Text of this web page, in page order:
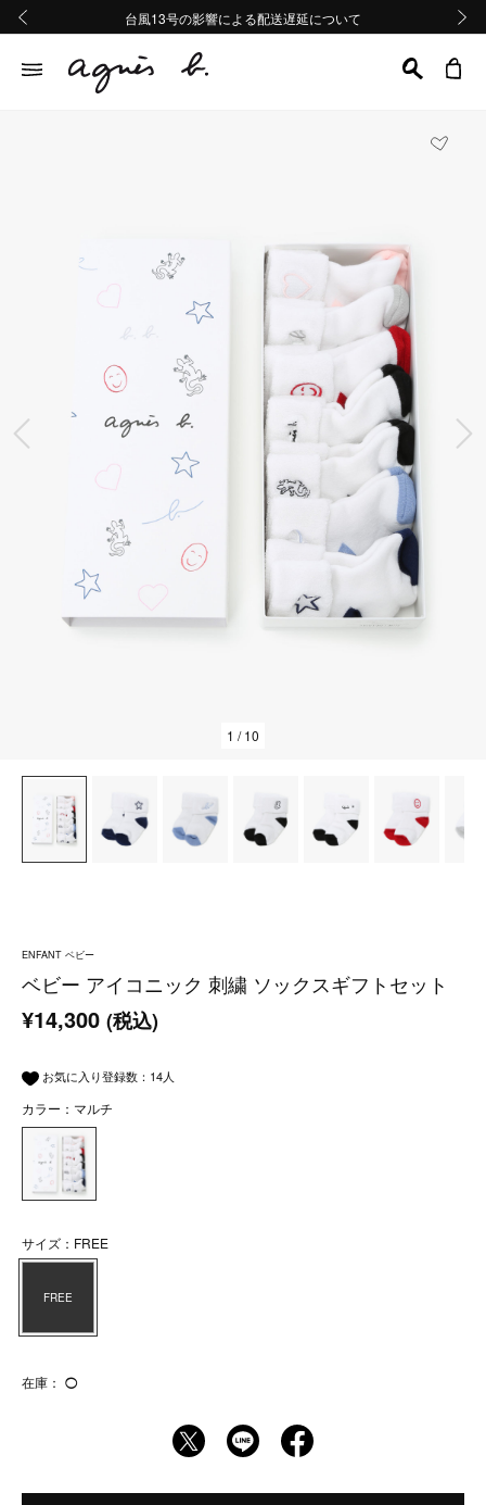
熊本地域地震の影響による配送遅延について
Summer Sale 2buy10%OFF!!
台風13号の影響による配送遅延について
熊本地域地震の影響による配送遅延について
Summer Sale 2buy10%OFF!!
前の画像
1 / 10
ENFANT ベビー
ベビー アイコニック 刺繍 ソックスギフトセット
¥14,300 (税込)
お気に入り登録数： 14人
カラー：マルチ
サイズ：FREE
FREE
在庫： ◯